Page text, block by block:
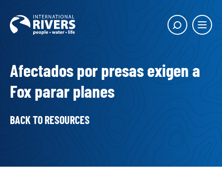
Main
Show
Afectados por presas exigen a
Fox parar planes
BACK TO RESOURCES